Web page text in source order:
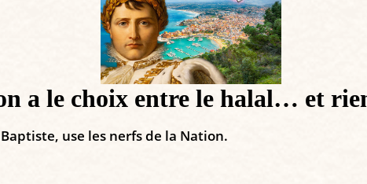
a le choix entre le halal… et
use les nerfs de la Nation.